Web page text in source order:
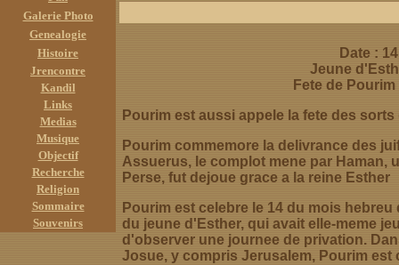
Galerie Photo
Genealogie
Histoire
Jrencontre
Kandil
Links
Medias
Musique
Objectif
Recherche
Religion
Sommaire
Souvenirs
Date :
Jeune
Fete de Pourim
Pourim est aussi appele la fete des
Pourim commemore la delivrance des
Assuerus, le complot mene par Haman,
Perse, fut dejoue grace a la reine Esther
Pourim est celebre le 14 du mois
du jeune d'Esther, qui avait elle-meme
d'observer une journee de privation.
Josue, y compris Jerusalem, Pourim